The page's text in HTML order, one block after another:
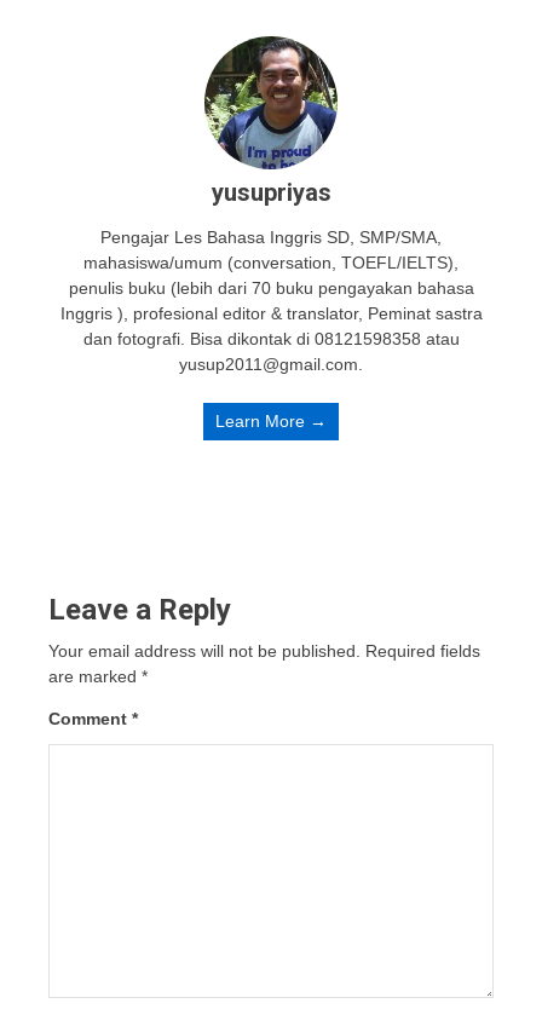
yusupriyas
Pengajar Les Bahasa Inggris SD, SMP/SMA,
mahasiswa/umum (conversation, TOEFL/IELTS),
penulis buku (lebih dari 70 buku pengayakan bahasa
Inggris ), profesional editor & translator, Peminat sastra
dan fotografi. Bisa dikontak di 08121598358 atau
yusup2011@gmail.com.
Learn More →
Leave a Reply
Your email address will not be published. Required fields
are marked *
Comment *